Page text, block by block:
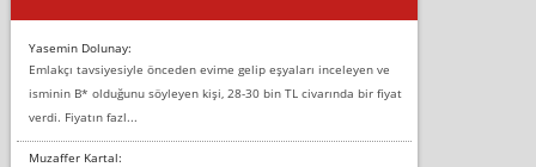
Yasemin Dolunay:
Emlakçı tavsiyesiyle önceden evime gelip eşyaları inceleyen ve
isminin B* olduğunu söyleyen kişi, 28-30 bin TL civarında bir fiyat
verdi. Fiyatın fazl...
Muzaffer Kartal: